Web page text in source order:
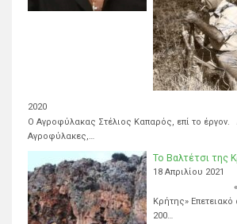
2020
Ο Αγροφύλακας Στέλιος Καπαρός, επί το
Αγροφύλακες,…
Το Βαλτέτσι της
18 Απριλίου 2021
«Το
Κρήτης»
200…